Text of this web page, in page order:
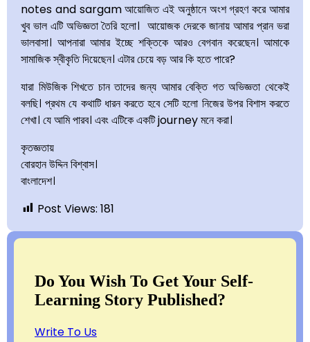
notes and sargam আয়োজিত এই অনুষ্ঠানে অংশ গ্রহণ করে আমার
খুব ভাল এটি অভিজ্ঞতা তৈরি হলো। আয়োজক দেরকে জানায় আমার প্রান ভরা
ভালবাসা। আপনারা আমার ইচ্ছে শক্তিকে আরও বেগবান করেছেন। আমাকে
সামাজিক স্বীকৃতি দিয়েছেন। এটার চেয়ে বড় আর কি হতে পারে?
যারা মিউজিক শিখতে চান তাদের জন্য আমার বেক্তি গত অভিজ্ঞতা থেকেই
বলছি। প্রথম যে কথাটি ধারন করতে হবে সেটি হলো নিজের উপর বিশাস করতে
শেখা। যে আমি পারব। এবং এটিকে একটি journey মনে করা।
কৃতজ্ঞতায়
বোরহান উদ্দিন বিশ্বাস।
বাংলাদেশ।
Post Views: 181
Do You Wish To Get Your Self-
Learning Story Published?
Write To Us